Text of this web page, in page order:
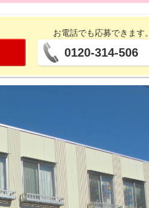
お電話でも応募できます
0120-314-506